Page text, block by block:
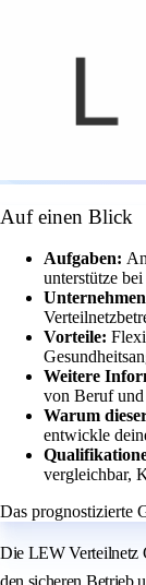
Auf einen Blick
Aufgaben:
unterstütze
Vorteile:
Weitere
von Beruf
Warum
entwickle
vergleichbar,
Das prognostizierte
Die LEW Verteilnetz